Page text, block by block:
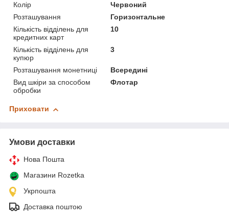
Колір
Червоний
Розташування
Горизонтальне
Кількість відділень для
кредитних карт
10
Кількість відділень для
купюр
3
Розташування монетниці
Всередині
Вид шкіри за способом
обробки
Флотар
Приховати
Умови доставки
Нова Пошта
Магазини Rozetka
Укрпошта
Доставка поштою